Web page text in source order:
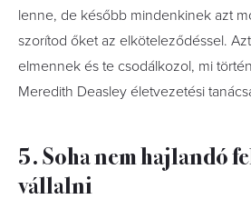
lenne, de később mindenkinek azt
szorítod őket az elköteleződéssel.
elmennek és te csodálkozol, mi
Meredith Deasley életvezetési
5. Soha nem hajlandó
vállalni